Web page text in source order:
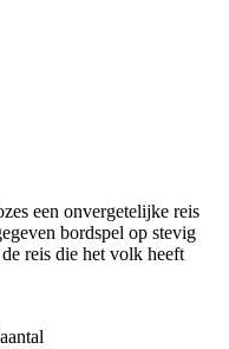
een onvergetelijke reis
bordspel op stevig
reis die het volk heeft